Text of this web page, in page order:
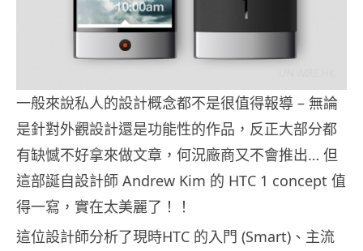
一般來說私人的設計概念都不是很值得報導 – 無論
是針對外觀設計還是功能性的作品，反正大部分都
有缺憾不好拿來做文章，何況廠商又不會推出… 但
這部誕自設計師 Andrew Kim 的 HTC 1 concept 值
得一寫，實在太美麗了！！
這位設計師分析了現時HTC 的入門 (Smart)、主流